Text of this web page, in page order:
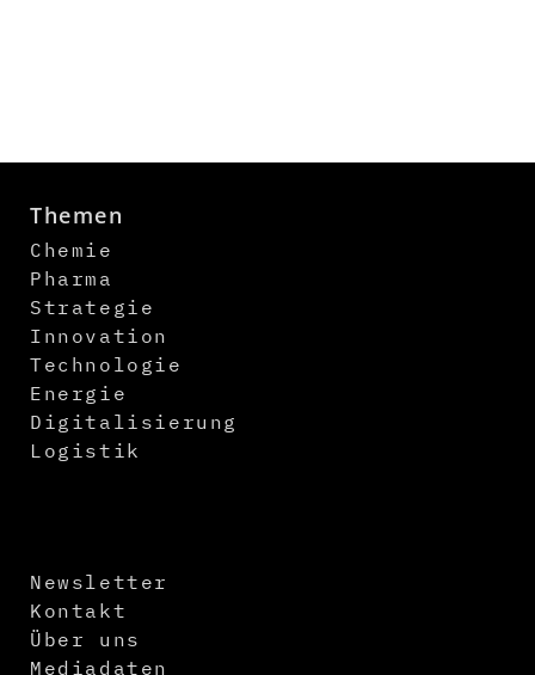
Themen
Chemie
Pharma
Strategie
Innovation
Technologie
Energie
Digitalisierung
Logistik
Newsletter
Kontakt
Über uns
Mediadaten